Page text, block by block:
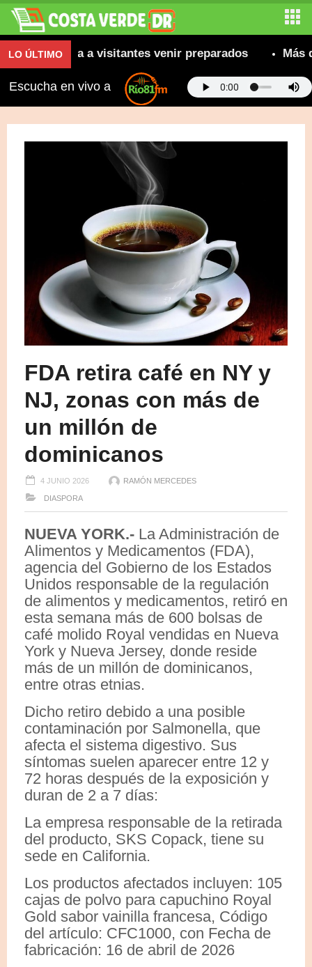
LO ÚLTIMO a visitantes venir preparados Más
Escucha en vivo a
FDA retira café en NY y
NJ, zonas con más de
un millón de
dominicanos
4 JUNIO 2026 RAMÓN MERCEDES
DIASPORA
NUEVA YORK.- La Administración de
Alimentos y Medicamentos (FDA)​,
agencia del Gobierno de los Estados
Unidos responsable de la regulación
de alimentos y medicamentos, retiró en
esta semana más de 600 bolsas de
café molido Royal vendidas en Nueva
York y Nueva Jersey, donde reside
más de un millón de dominicanos,
entre otras etnias.
Dicho retiro debido a una posible
contaminación por Salmonella, que
afecta el sistema digestivo. Sus
síntomas suelen aparecer entre 12 y
72 horas después de la exposición y
duran de 2 a 7 días:
La empresa responsable de la retirada
del producto, SKS Copack, tiene su
sede en California.
Los productos afectados incluyen: 105
cajas de polvo para capuchino Royal
Gold sabor vainilla francesa, Código
del artículo: CFC1000, con Fecha de
fabricación: 16 de abril de 2026